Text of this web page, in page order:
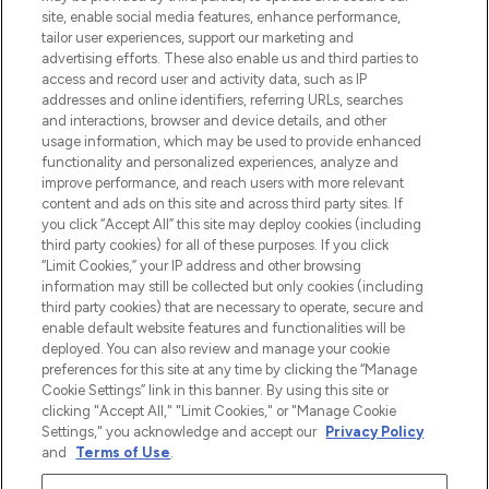
beste huidverzorging, haarproducten en
make-up van meer dan 200 topmerken.
Shop online of via de app, met gratis
verzending vanaf €40.
Cookie-toestemming
Do Not Sell or Share My Personal
Information
HELP & INFORMATIE
BEDRIJFSINFORMATIE
OVER LOOKFANTASTIC
Betaal veilig met
site, enable social media features, enhance performance,
tailor user experiences, support our marketing and
advertising efforts. These also enable us and third parties to
access and record user and activity data, such as IP
addresses and online identifiers, referring URLs, searches
and interactions, browser and device details, and other
usage information, which may be used to provide enhanced
functionality and personalized experiences, analyze and
improve performance, and reach users with more relevant
content and ads on this site and across third party sites. If
you click “Accept All” this site may deploy cookies (including
third party cookies) for all of these purposes. If you click
“Limit Cookies,” your IP address and other browsing
information may still be collected but only cookies (including
third party cookies) that are necessary to operate, secure and
enable default website features and functionalities will be
deployed. You can also review and manage your cookie
preferences for this site at any time by clicking the “Manage
Cookie Settings” link in this banner. By using this site or
clicking "Accept All," "Limit Cookies," or "Manage Cookie
Settings," you acknowledge and accept our Privacy Policy
and
Terms of Use.